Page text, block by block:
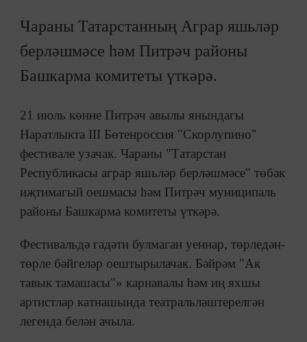
Чараны Татарстанның Аграр яшьләр
берләшмәсе һәм Питрәч районы
Башкарма комитеты үткәрә.
21 июль көнне Питрәч авылы янындагы
Наратлыкта III Бөтенроссия "Скорлупино"
фестивале узачак. Чараны "Татарстан
Республикасы аграр яшьләр берләшмәсе" төбәк
иҗтимагый оешмасы һәм Питрәч муниципаль
районы Башкарма комитеты үткәрә.
Фестивальдә гадәти булмаган уеннар, төрледән-
төрле бәйгеләр оештырылачак. Бәйрәм "Ак
тавык тамашасы"» карнавалы һәм иң яхшы
артистлар катнашында театральләштерелгән
легенда белән ачыла.